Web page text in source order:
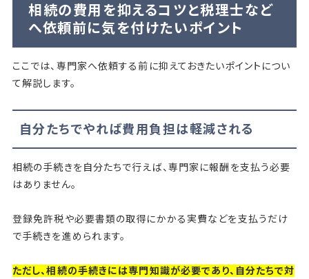
相続の費用を抑えるコツと税理士など
へ依頼前に気を付けたいポイント
ここでは、専門家へ依頼する前に抑えておきたいポイントについ
て解説します。
自分たちでやれば費用負担は軽減される
相続の手続きを自分たちで行えば、専門家に報酬を支払う必要
はありません。
登録免許税や必要書類の取得にかかる実費などを支払うだけ
で手続きを進められます。
ただし、相続の手続きには専門知識が必要であり、自分たちで対